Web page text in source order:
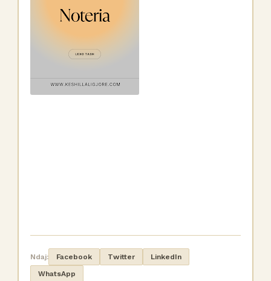
Ndaj: Facebook Twitter
LinkedIn
WhatsApp